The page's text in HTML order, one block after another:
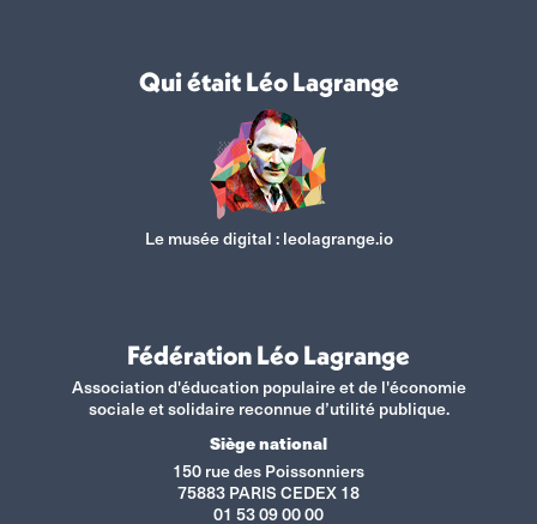
Qui était Léo Lagrange
Le musée digital : leolagrange.io
Fédération Léo Lagrange
Association d'éducation populaire et de l'économie
sociale et solidaire reconnue d’utilité publique.
Siège national
150 rue des Poissonniers
75883 PARIS CEDEX 18
01 53 09 00 00